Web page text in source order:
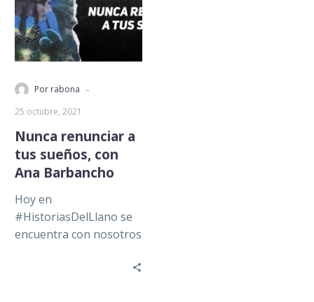
Por rabona -
25 octubre, 2021
Nunca renunciar a
tus sueños, con
Ana Barbancho
Hoy en
#HistoriasDelLlano se
encuentra con nosotros
entrenadora de una de